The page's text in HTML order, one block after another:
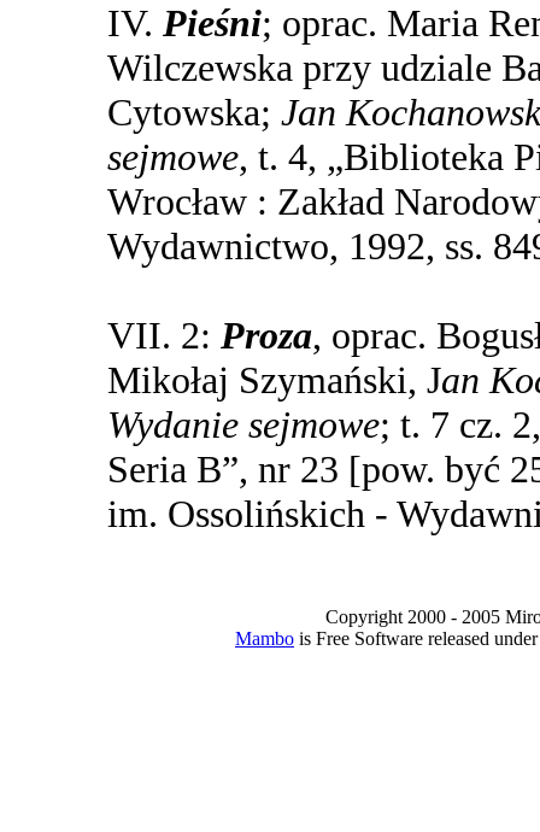
IV. Pieśni; oprac. Maria
Wilczewska przy udziale
Cytowska; Jan
sejmowe, t. 4, „Biblioteka
Wrocław : Zakład
Wydawnictwo, 1992, ss.
VII. 2: Proza, oprac.
Mikołaj Szymański, Jan
Wydanie sejmowe; t. 7 cz.
Seria B”, nr 23 [pow. być
im. Ossolińskich -
Copyright 2000 - 2005
Mambo is Free Software released